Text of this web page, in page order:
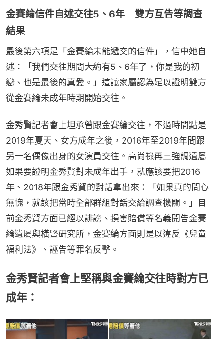
金賽綸信件自述交往5、6年 雙方互告等調查
結果
最後第六項是「金賽綸未能遞交的信件」，信中她自
述：「我們交往期間大約有5、6年了，你是我的初
戀、也是最後的真愛。」這讓家屬認為足以證明雙方
從金賽綸未成年時期開始交往。
金秀賢記者會上坦承曾跟金賽綸交往，不過時間點是
2019年夏天、女方成年之後，2016年至2019年間跟
另一名偶像出身的女演員交往。高尚祿再三強調遺屬
如果要證明金秀賢對未成年出手，就應該要把2016
年、2018年跟金秀賢的對話拿出來：「如果真的問心
無愧，就該把當時全部群組對話交給調查機關。」目
前金秀賢方面已經以誹謗、損害賠償等名義開告金賽
綸遺屬與橫豎研究所，金賽綸方面則是以違反《兒童
福利法》、誣告等罪名反擊。
金秀賢記者會上堅稱與金賽綸交往時對方已
成年：